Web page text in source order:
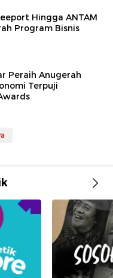
Hingga ANTAM
Program Bisnis
Peraih Anugerah
Terpuji